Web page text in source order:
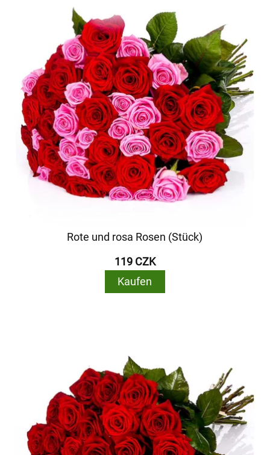
Rote und rosa Rosen (Stück)
119 CZK
Kaufen